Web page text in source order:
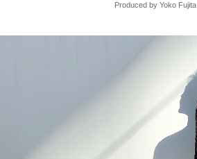
Produced by Yoko Fujita